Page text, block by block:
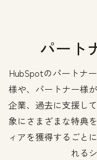
パート
HubSpotのパートナ
様や、パートナー様
企業、過去に支援し
象にさまざまな特典
ィアを獲得するごと
れる